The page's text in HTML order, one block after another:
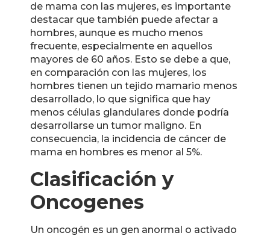
de mama con las mujeres, es importante
destacar que también puede afectar a
hombres, aunque es mucho menos
frecuente, especialmente en aquellos
mayores de 60 años. Esto se debe a que,
en comparación con las mujeres, los
hombres tienen un tejido mamario menos
desarrollado, lo que significa que hay
menos células glandulares donde podría
desarrollarse un tumor maligno. En
consecuencia, la incidencia de cáncer de
mama en hombres es menor al 5%.
Clasificación y
Oncogenes
Un oncogén es un gen anormal o activado